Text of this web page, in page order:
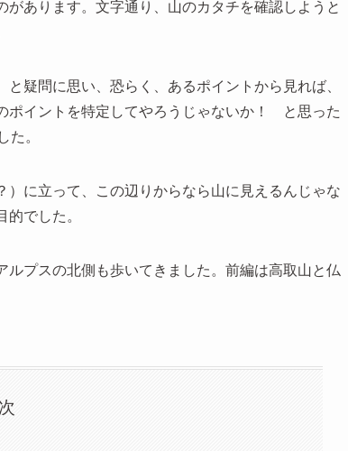
あります。文字通り、山のカタチを確認しようと
疑問に思い、恐らく、あるポイントから見れば、
ポイントを特定してやろうじゃないか！ と思った
た。
に立って、この辺りからなら山に見えるんじゃな
でした。
プスの北側も歩いてきました。前編は高取山と仏